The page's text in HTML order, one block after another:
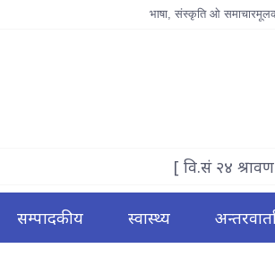
भाषा, संस्कृति ओ
[ वि.सं २४
सम्पादकीय स्वास्थ्य